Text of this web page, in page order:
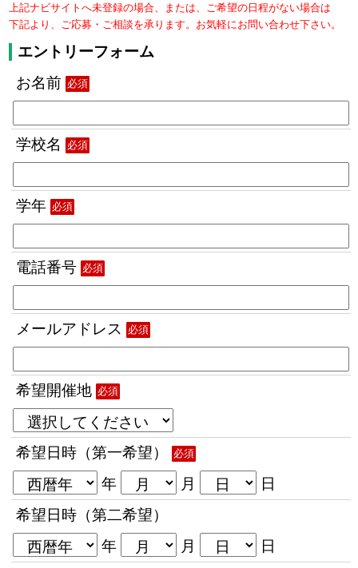
上記ナビサイトへ未登録の場合、または、ご希望の日程がない場合は
下記より、ご応募・ご相談を承ります。お気軽にお問い合わせ下さい。
エントリーフォーム
お名前 必須
学校名 必須
学年 必須
電話番号 必須
メールアドレス 必須
希望開催地 必須
希望日時（第一希望） 必須
年 月
日
希望日時（第二希望）
年
月
日